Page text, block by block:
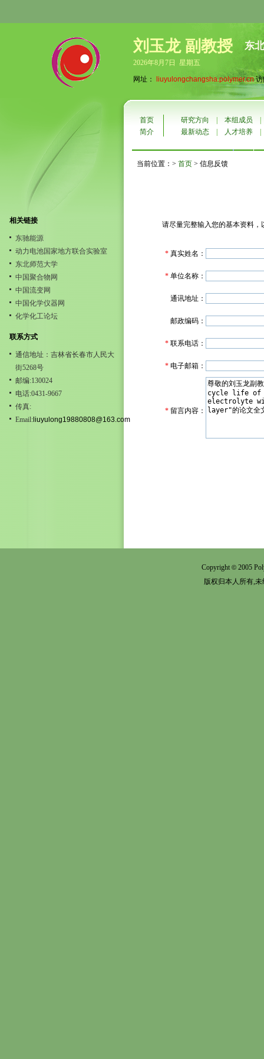
刘玉龙 副教授 东
2026年8月7日 星期五
网址：
liuyulongchangsha.polymer.cn访
相关链接
东驰能源
动力电池国家地方联合实验室
东北师范大学
中国聚合物网
中国流变网
中国化学仪器网
化学化工论坛
联系方式
通信地址：吉林省长春市人民大
街5268号
邮编:130024
电话:0431-9667
传真:
Email:liuyulong19880808@163.com
首页 研究方向 本组成员
简介
最新动态 人才培养
当前位置：> 首页 > 信息反馈
请尽量完整输入您的基本资料
* 真实姓名：
* 单位名称：
通讯地址：
邮政编码：
* 联系电话：
* 电子邮箱：
* 留言内容：
Copyright© 2005
版权归本人所有,